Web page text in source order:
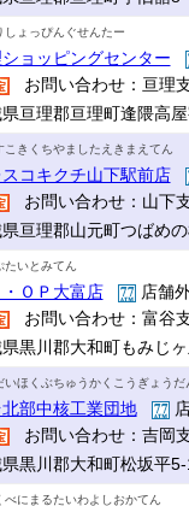
しょっぴんぐせんたー
ョッピングセンター
お問い合わせ：亘理
亘理郡亘理町逢隈高
こきくちやましたえきまえてん
コキクチ山下駅前店
お問い合わせ：山下
亘理郡山元町つばめ
たいとみてん
・ＯＰ大富店
店舗
お問い合わせ：富谷
黒川郡大和町もみじ
いほくぶちゅうかくこうぎょうだ
部中核工業団地
お問い合わせ：吉岡
黒川郡大和町松坂平5-
べにまるたいわよしおかてん